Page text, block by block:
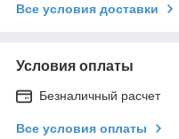
Все условия доставки
Условия оплаты
Безналичный расчет
Все условия оплаты